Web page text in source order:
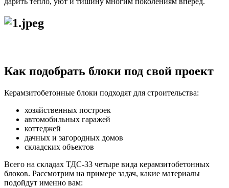
Как подобрать блоки под свой проект
Керамзитобетонные блоки подходят для строительства:
хозяйственных построек
автомобильных гаражей
коттеджей
дачных и загородных домов
складских объектов
Всего на складах ТДС-33 четыре вида керамзитобетонных
блоков. Рассмотрим на примере задач, какие материалы
подойдут именно вам: